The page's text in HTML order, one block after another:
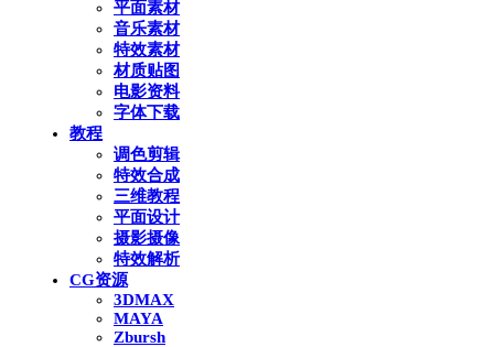
平面素材
音乐素材
特效素材
材质贴图
电影资料
字体下载
教程
调色剪辑
特效合成
三维教程
平面设计
摄影摄像
特效解析
CG资源
3DMAX
MAYA
Zbursh